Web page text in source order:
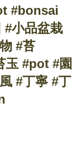
#bonsai
小品盆栽
#苔
玉 #pot #園
#丁寧 #丁